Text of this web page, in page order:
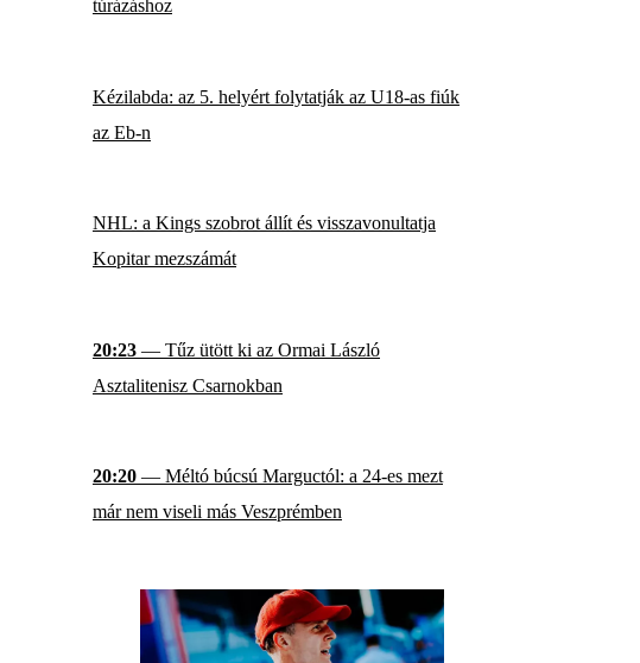
túrázáshoz
Kézilabda: az 5. helyért folytatják az U18-as fiúk
az Eb-n
NHL: a Kings szobrot állít és visszavonultatja
Kopitar mezszámát
20:23 — Tűz ütött ki az Ormai László
Asztalitenisz Csarnokban
20:20 — Méltó búcsú Marguctól: a 24-es mezt
már nem viseli más Veszprémben